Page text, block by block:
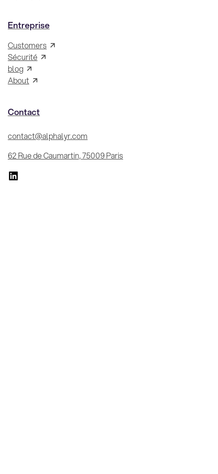
Entreprise
Customers
Sécurité
blog
About
Contact
contact@alphalyr.com
62 Rue de Caumartin, 75009 Paris